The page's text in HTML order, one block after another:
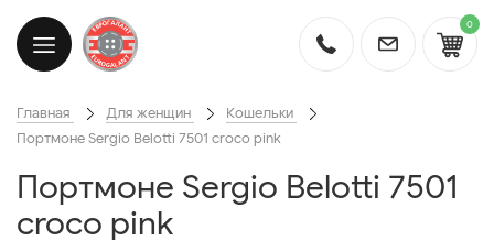
0
Главная Для женщин
Кошельки
Портмоне Sergio Belotti 7501 croco pink
Портмоне Sergio Belotti 7501
croco pink